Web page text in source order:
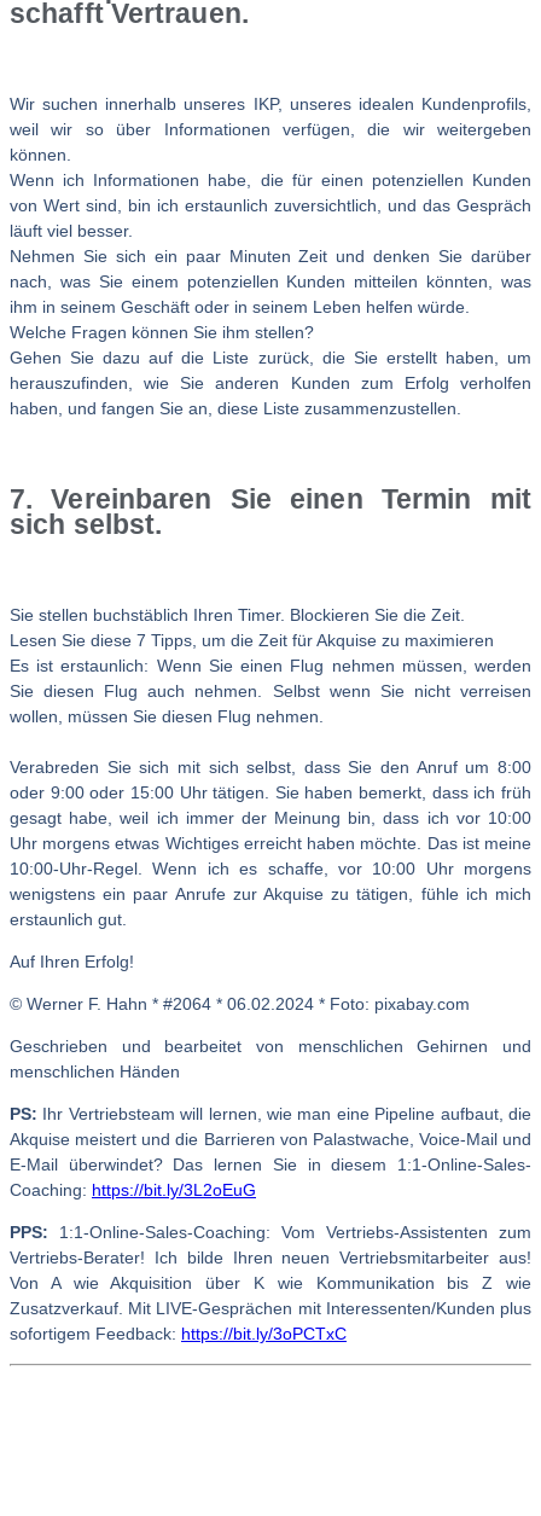
schafft Vertrauen.
Wir suchen innerhalb unseres IKP, unseres idealen Kundenprofils,
weil wir so über Informationen verfügen, die wir weitergeben
können.
Wenn ich Informationen habe, die für einen potenziellen Kunden
von Wert sind, bin ich erstaunlich zuversichtlich, und das Gespräch
läuft viel besser.
Nehmen Sie sich ein paar Minuten Zeit und denken Sie darüber
nach, was Sie einem potenziellen Kunden mitteilen könnten, was
ihm in seinem Geschäft oder in seinem Leben helfen würde.
Welche Fragen können Sie ihm stellen?
Gehen Sie dazu auf die Liste zurück, die Sie erstellt haben, um
herauszufinden, wie Sie anderen Kunden zum Erfolg verholfen
haben, und fangen Sie an, diese Liste zusammenzustellen.
7. Vereinbaren Sie einen Termin mit
sich selbst.
Sie stellen buchstäblich Ihren Timer. Blockieren Sie die Zeit.
Lesen Sie diese 7 Tipps, um die Zeit für Akquise zu maximieren
Es ist erstaunlich: Wenn Sie einen Flug nehmen müssen, werden
Sie diesen Flug auch nehmen. Selbst wenn Sie nicht verreisen
wollen, müssen Sie diesen Flug nehmen.
Verabreden Sie sich mit sich selbst, dass Sie den Anruf um 8:00
oder 9:00 oder 15:00 Uhr tätigen. Sie haben bemerkt, dass ich früh
gesagt habe, weil ich immer der Meinung bin, dass ich vor 10:00
Uhr morgens etwas Wichtiges erreicht haben möchte. Das ist meine
10:00-Uhr-Regel.
Wenn ich es schaffe, vor 10:00 Uhr morgens
wenigstens ein paar Anrufe zur Akquise zu tätigen, fühle ich mich
erstaunlich gut.
Auf Ihren Erfolg!
© Werner F. Hahn * #2064 * 06.02.2024 * Foto: pixabay.com
Geschrieben und bearbeitet von menschlichen Gehirnen und
menschlichen Händen
PS: Ihr Vertriebsteam will lernen, wie man eine Pipeline aufbaut, die
Akquise meistert und die Barrieren von Palastwache, Voice-Mail und
E-Mail überwindet? Das lernen Sie in diesem 1:1-Online-Sales-
Coaching: https://bit.ly/3L2oEuG
PPS: 1:1-Online-Sales-Coaching: Vom Vertriebs-Assistenten zum
Vertriebs-Berater! Ich bilde Ihren neuen Vertriebsmitarbeiter aus!
Von A wie Akquisition über K wie Kommunikation bis Z wie
Zusatzverkauf. Mit LIVE-Gesprächen mit Interessenten/Kunden plus
sofortigem Feedback: https://bit.ly/3oPCTxC